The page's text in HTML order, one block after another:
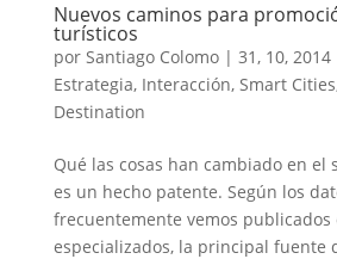
Nuevos caminos para
turísticos
por Santiago Colomo| 31, 10, 2014
Estrategia, Interacción, Smart Cities
Destination
Qué las cosas han cambiado en el
es un hecho patente. Según los
frecuentemente vemos publicados
especializados, la principal fuente